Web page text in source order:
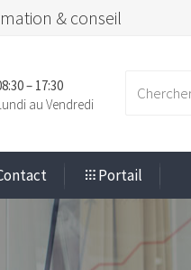
& conseil
– 17:30
au Vendredi
Portail